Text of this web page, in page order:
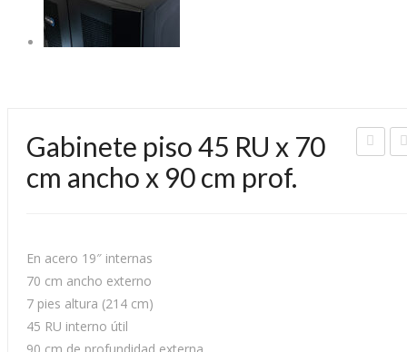
Gabinete piso 45 RU x 70
cm ancho x 90 cm prof.
En acero 19″ internas
70 cm ancho externo
7 pies altura (214 cm)
45 RU interno útil